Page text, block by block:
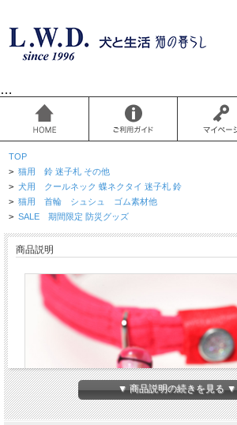
…
TOP
> 猫用 鈴 迷子札 その他
> 犬用 クールネック 蝶ネクタイ 迷子札 鈴
> 猫用 首輪 シュシュ ゴム素材他
> SALE 期間限定 防災グッズ
商品説明
▼ 商品説明の続きを見る ▼